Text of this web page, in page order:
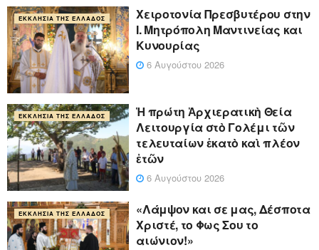
ΕΚΚΛΗΣΊΑ ΤΗΣ ΕΛΛΆΔΟΣ
Xειροτονία Πρεσβυτέρου στην
Ι. Μητρόπολη Μαντινείας και
Κυνουρίας
6 Αυγούστου 2026
ΕΚΚΛΗΣΊΑ ΤΗΣ ΕΛΛΆΔΟΣ
Ἡ πρώτη Ἀρχιερατικὴ Θεία
Λειτουργία στὸ Γολέμι τῶν
τελευταίων ἑκατὸ καὶ πλέον
ἐτῶν
6 Αυγούστου 2026
ΕΚΚΛΗΣΊΑ ΤΗΣ ΕΛΛΆΔΟΣ
«Λάμψον και σε μας, Δέσποτα
Χριστέ, το Φως Σου το
αιώνιον!»